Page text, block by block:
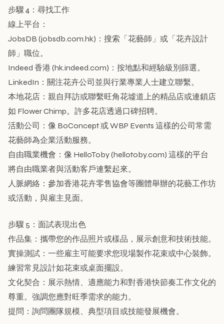
步驟 4：尋找工作
線上平台：
JobsDB (jobsdb.com.hk)：搜索「花藝師」或「花卉設計
師」職位。
Indeed 香港 (hk.indeed.com)：按地點和經驗級別篩選。
LinkedIn：關注花卉公司並與行業專業人士建立聯繫。
本地花店：親自拜訪或聯繫旺角花墟道上的精品店或連鎖店
如 Flower Chimp。許多花店透過口碑招聘。
活動公司：像 BoConcept 或 WBP Events 這樣的公司常需
花藝師為企業活動服務。
自由職業機會：像 HelloToby (hellotoby.com) 這樣的平台
將自由職業者與活動客戶連繫起來。
人脈網絡：參加香港花卉零售協會等團體舉辦的花藝工作坊
或活動，與雇主見面。
步驟 5：面試表現出色
作品集：攜帶您的作品照片或樣品，展示創意和技術技能。
實操測試：一些雇主可能要求您現場製作花束或中心裝飾。
練習常見設計如花束或桌面擺設。
文化契合：展示熱情、適應能力和對香港快節奏工作文化的
尊重。強調您應對旺季需求的能力。
提問：詢問團隊規模、典型項目或技能發展機會。